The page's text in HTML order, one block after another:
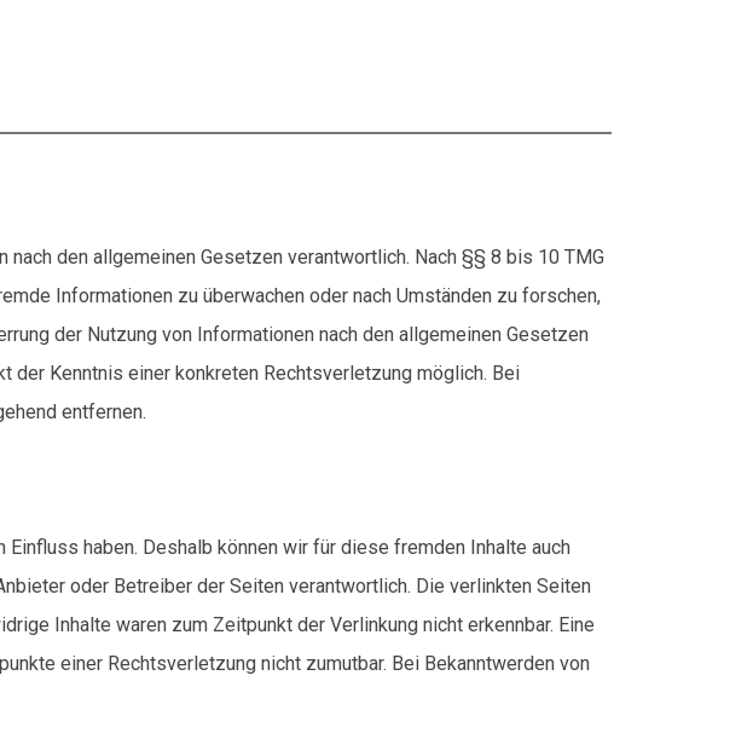
den allgemeinen Gesetzen verantwortlich. Nach §§ 8 bis 10 TMG
Informationen zu überwachen oder nach Umständen zu forschen,
der Nutzung von Informationen nach den allgemeinen Gesetzen
der Kenntnis einer konkreten Rechtsverletzung möglich. Bei
entfernen.
haben. Deshalb können wir für diese fremden Inhalte auch
oder Betreiber der Seiten verantwortlich. Die verlinkten Seiten
Inhalte waren zum Zeitpunkt der Verlinkung nicht erkennbar. Eine
einer Rechtsverletzung nicht zumutbar. Bei Bekanntwerden von